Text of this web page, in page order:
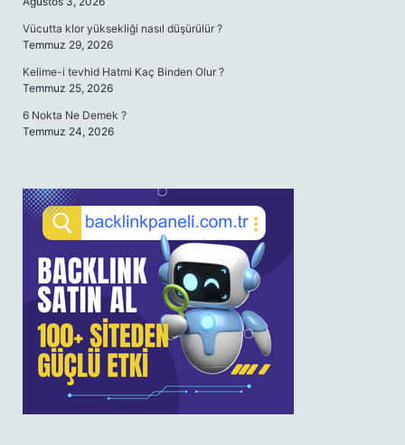
Vücutta klor yüksekliği nasıl düşürülür ?
Temmuz 29, 2026
Kelime-i tevhid Hatmi Kaç Binden Olur ?
Temmuz 25, 2026
6 Nokta Ne Demek ?
Temmuz 24, 2026